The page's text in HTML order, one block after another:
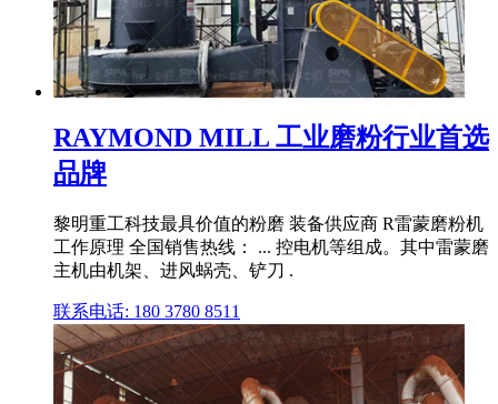
RAYMOND MILL 工业磨粉行业首选
品牌
黎明重工科技最具价值的粉磨 装备供应商 R雷蒙磨粉机
工作原理 全国销售热线： ... 控电机等组成。其中雷蒙磨
主机由机架、进风蜗壳、铲刀 .
联系电话: 180 3780 8511